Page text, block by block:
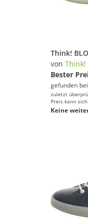
Think!
von Think!
Bester
gefunden bei
zuletzt
Preis kann
Keine